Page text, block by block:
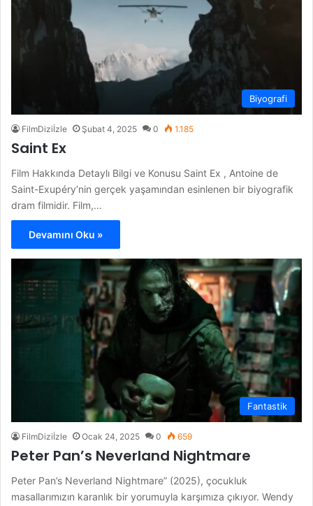
Biyografi
FilmDiziİzle Şubat 4, 2025 0 1.185
Saint Ex
Film Hakkında Detaylı Bilgi ve Konusu Saint Ex , Antoine de
Saint-Exupéry’nin gerçek yaşamından esinlenen bir biyografik
dram filmidir. Film,…
Devamını Oku »
Fantastik
FilmDiziİzle Ocak 24, 2025 0 659
Peter Pan’s Neverland Nightmare
Peter Pan’s Neverland Nightmare” (2025), çocukluk
masallarımızın karanlık bir yorumuyla karşımıza çıkıyor. Wendy